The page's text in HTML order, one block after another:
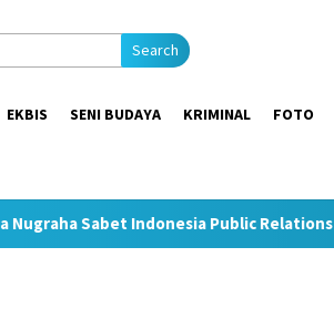
Search
EKBIS SENI BUDAYA KRIMINAL FOTO
Public Relations Top Leader 2026